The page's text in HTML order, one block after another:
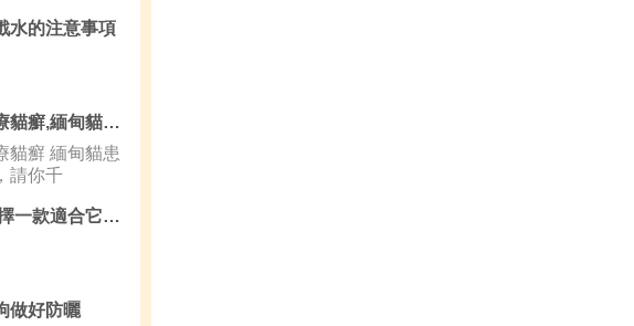
水的注意事項
折耳貓怎麼治療貓癬,緬甸貓怎麼治療貓癬
貓癬 緬甸貓患
請你千
狗吃什麼好 選擇一款適合它的狗糧吧
做好防曬